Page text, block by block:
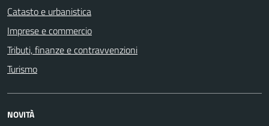
Catasto e urbanistica
Imprese e commercio
Tributi, finanze e contravvenzioni
Turismo
NOVITÀ